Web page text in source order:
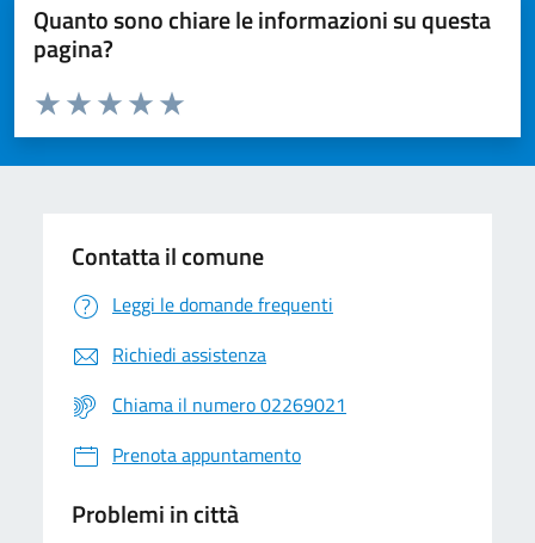
Quanto sono chiare le informazioni su questa
pagina?
Valuta da 1 a 5 stelle la pagina
Valuta 5 stelle su 5
Valuta 4 stelle su 5
Valuta 3 stelle su 5
Valuta 2 stelle su 5
Valuta 1 stelle su 5
Contatta il comune
Leggi le domande frequenti
Richiedi assistenza
Chiama il numero 02269021
Prenota appuntamento
Problemi in città